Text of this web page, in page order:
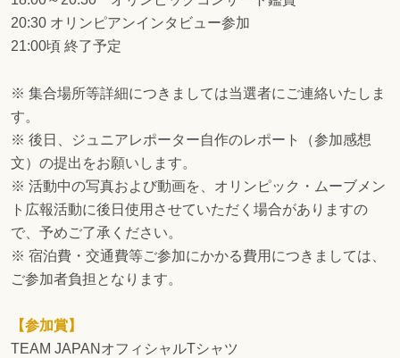
20:30 オリンピアンインタビュー参加
21:00頃 終了予定
※ 集合場所等詳細につきましては当選者にご連絡いたしま
す。
※ 後日、ジュニアレポーター自作のレポート（参加感想
文）の提出をお願いします。
※ 活動中の写真および動画を、オリンピック・ムーブメン
ト広報活動に後日使用させていただく場合がありますの
で、予めご了承ください。
※ 宿泊費・交通費等ご参加にかかる費用につきましては、
ご参加者負担となります。
【参加賞】
TEAM JAPANオフィシャルTシャツ